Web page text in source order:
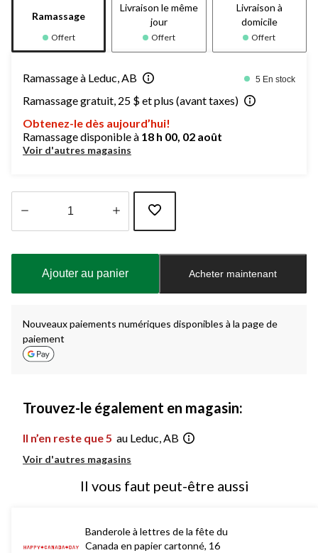
Ramassage
Offert
Livraison le même
jour
Offert
Livraison à
domicile
Offert
Ramassage à Leduc, AB 5 En stock
Ramassage gratuit, 25 $ et plus (avant taxes)
Obtenez-le dès aujourd’hui!
Ramassage disponible à 18 h 00, 02 août
Voir d'autres magasins
à
Ajouter au panier Acheter maintenant
Nouveaux paiements numériques disponibles à la page de
paiement
Trouvez-le également en magasin:
Il n’en reste que 5 au Leduc, AB
Voir d'autres magasins
Il vous faut peut-être aussi
Banderole à lettres de la fête du
Canada en papier cartonné, 16